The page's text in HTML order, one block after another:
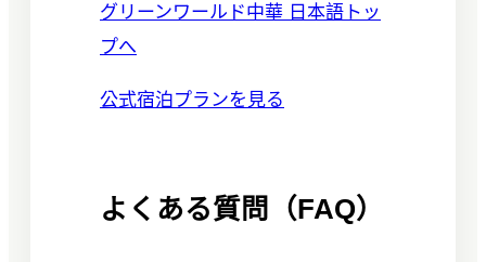
グリーンワールド中華 日本語トッ
プへ
公式宿泊プランを見る
よくある質問（FAQ）